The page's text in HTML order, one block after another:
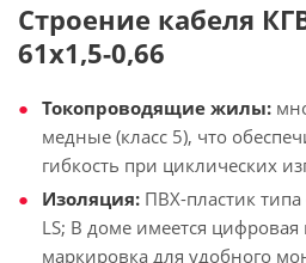
Строение кабеля
61х1,5-0,66
Токопроводящие жилы:
медные (класс 5), что
гибкость при циклических
Изоляция: ПВХ-пластик
LS; В доме имеется цифровая
маркировка для удобного